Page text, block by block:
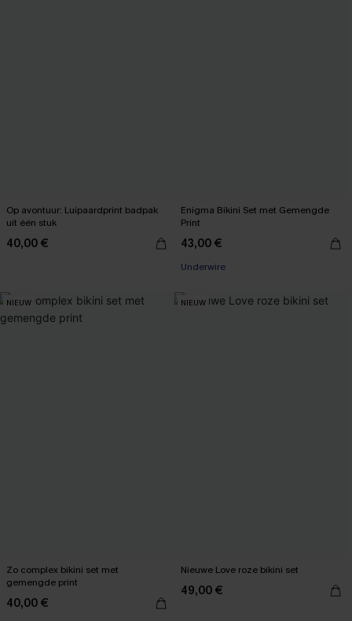
Op avontuur: Luipaardprint badpak
uit één stuk
40,00 €
Enigma Bikini Set met Gemengde
Print
43,00 €
Underwire
NIEUW
Zo complex bikini set met
gemengde print
40,00 €
NIEUW
Nieuwe Love roze bikini set
49,00 €